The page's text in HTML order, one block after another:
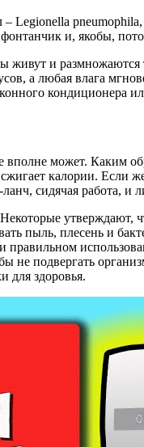
Legionella
и, якобы,
живут и
а любая влага
кондиционера
может. Каким
калории.
сидячая работа, и
утверждают,
пыль, плесень и
не подвергать
для здоровья.